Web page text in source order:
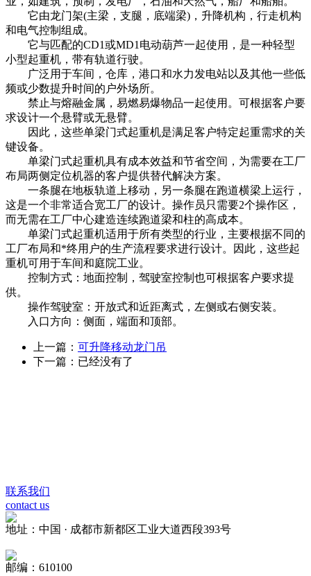
它由龙门架(主梁，支腿，底端梁)，升降机构，行走机构
和电气控制组成。
它与匹配的CD1或MD1电动葫芦一起使用，是一种轻型
小型起重机，带有轨道行驶。
广泛用于车间，仓库，港口和水力发电站以及其他一些低
频或少数提升时间的户外场所。
禁止与熔融金属，易燃易爆物品一起使用。可根据客户要
求设计一个悬臂或无悬臂。
因此，这些单梁门式起重机是满足客户特定起重需求的关
键设备。
单梁门式起重机具有成本效益和节省空间，为需要在工厂
布局两侧定位机器的客户提供替代解决方案。
一条腿在地板轨道上移动，另一条腿在跑道横梁上运行，
这是一个非常适合宽工厂的设计。操作员只需要2个操作区，
而无需在工厂中心建造连续跑道梁和柱的高成本。
单梁门式起重机适用于所有类型的行业，主要根据不同的
工厂布局和*终用户的生产流程要求进行设计。因此，这些起
重机可用于车间和庭院工业。
控制方式：地面控制，驾驶室控制也可根据客户要求提
供。
操作驾驶室：开放式和近距离式，左侧或右侧安装。
入口方向：侧面，端面和顶部。
上一篇： 可升降移动龙门吊
下一篇：已经没有了
联系我们
contact us
地址：中国 · 成都市新都区工业大道西段393号
邮编：610100